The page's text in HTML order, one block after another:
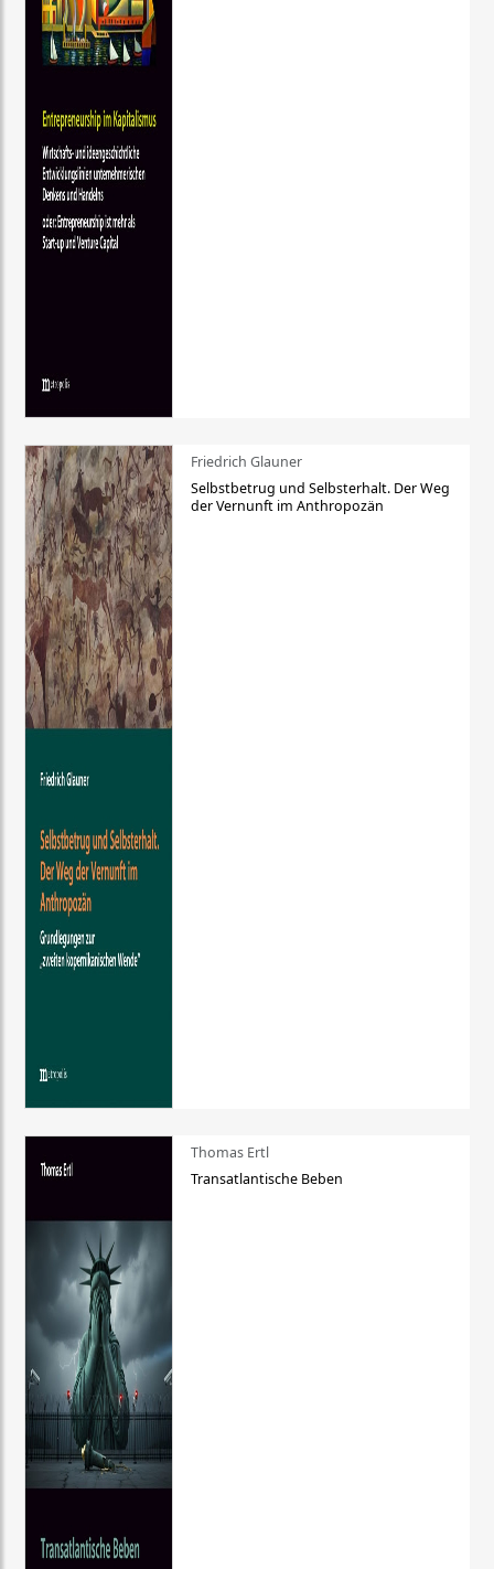
Friedrich Glauner
Selbstbetrug und Selbsterhalt. Der Weg
der Vernunft im Anthropozän
Thomas Ertl
Transatlantische Beben